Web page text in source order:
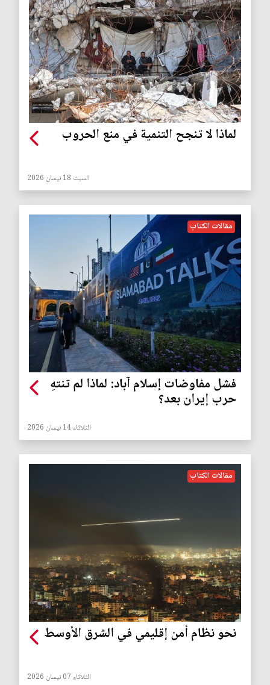
لماذا لا تنجح التنمية في منع الحروب
السبت 18 نيسان 2026
مقالات الكتاب
فشل مفاوضات إسلام آباد: لماذا لم تنتهِ
حرب إيران بعد؟
الثلاثاء 14 نيسان 2026
مقالات الكتاب
نحو نظام أمن إقليمي في الشرق الأوسط
الثلاثاء 07 نيسان 2026